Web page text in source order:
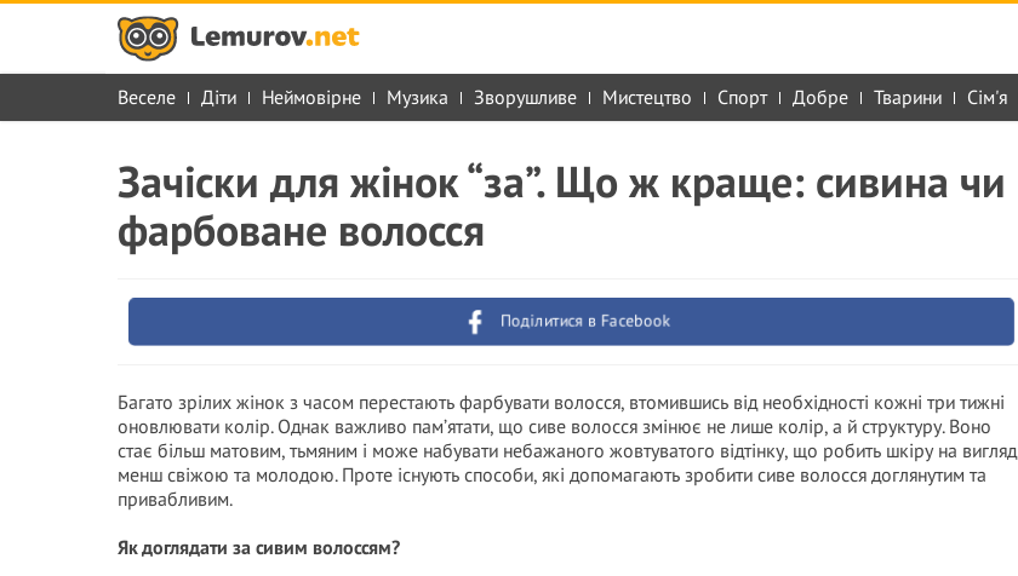
Веселе Діти Неймовірне Музика Зворушливе Мистецтво Спорт Добре Тварини Сім'я
Зачіски для жінок “за”. Що ж краще: сивина чи
фарбоване волосся
Поділитися в Facebook
Багато зрілих жінок з часом перестають фарбувати волосся, втомившись від необхідності кожні три тижні
оновлювати колір. Однак важливо пам’ятати, що сиве волосся змінює не лише колір, а й структуру. Воно
стає більш матовим, тьмяним і може набувати небажаного жовтуватого відтінку, що робить шкіру на вигляд
менш свіжою та молодою. Проте існують способи, які допомагають зробити сиве волосся доглянутим та
привабливим.
Як доглядати за сивим волоссям?